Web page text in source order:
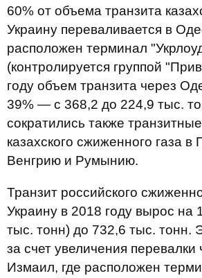
60% от объема транзита
Украину переваливается в
расположен терминал
(контролируется группой
году объем транзита через
39% — с 368,2 до 224,9 тыс.
сократились также
казахского сжиженного газа в
Венгрию и Румынию.
Транзит российского
Украину в 2018 году вырос на
тыс. тонн) до 732,6 тыс. тонн.
за счет увеличения перевалки
Измаил, где расположен